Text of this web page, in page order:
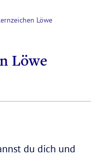
Löwe
Löwe
du dich und